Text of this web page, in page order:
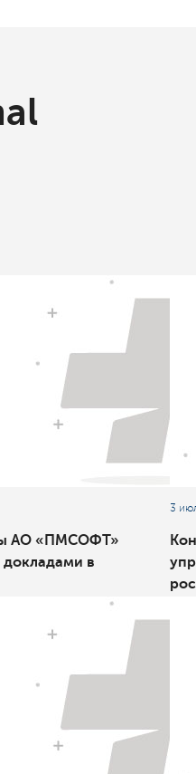
АО «ПМСОФТ»
докладами в
VIII
МВМС-2017
3